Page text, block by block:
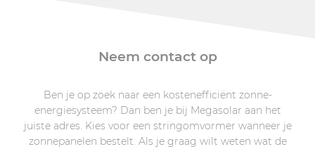
Neem contact op
Ben je op zoek naar een kostenefficiënt zonne-
energiesysteem? Dan ben je bij Megasolar aan het
juiste adres. Kies voor een stringomvormer wanneer je
zonnepanelen bestelt. Als je graag wilt weten wat de